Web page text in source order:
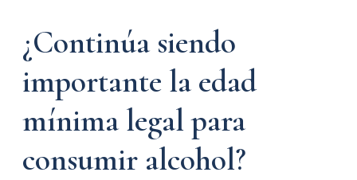
¿Continúa siendo
importante la edad
mínima legal para
consumir alcohol?